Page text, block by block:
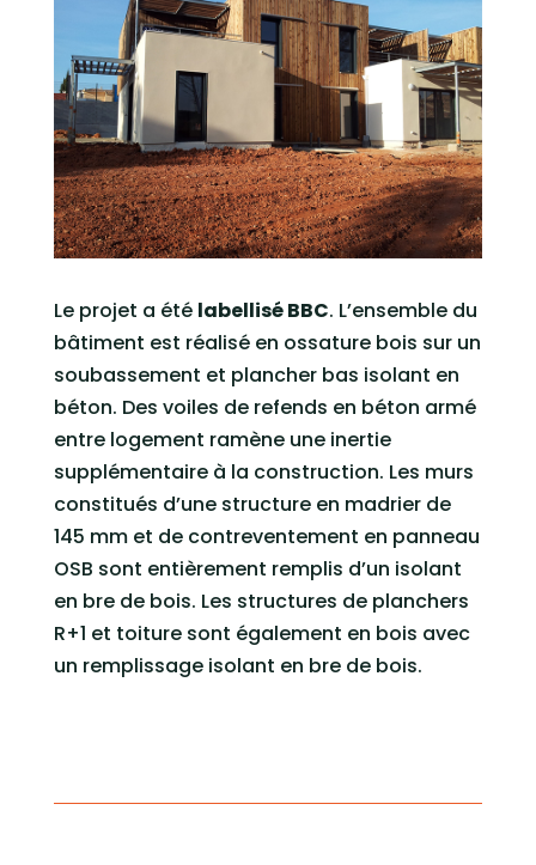
Le projet a été labellisé BBC. L’ensemble du
bâtiment est réalisé en ossature bois sur un
soubassement et plancher bas isolant en
béton. Des voiles de refends en béton armé
entre logement ramène une inertie
supplémentaire à la construction. Les murs
constitués d’une structure en madrier de
145 mm et de contreventement en panneau
OSB sont entièrement remplis d’un isolant
en bre de bois. Les structures de planchers
R+1 et toiture sont également en bois avec
un remplissage isolant en bre de bois.